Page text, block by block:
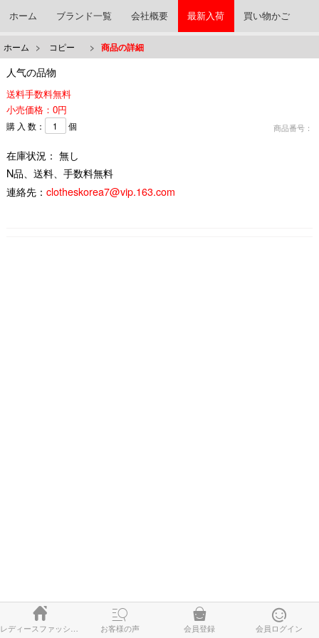
ホーム ブランド一覧 会社概要 最新入荷 買い物かご
ホーム > コピー > 商品の詳細
人气の品物
送料手数料無料
小売価格：0円
商品番号：
購 入 数： 個
在庫状況： 無し
N品、送料、手数料無料
連絡先： clotheskorea7@vip.163.com
 
お客様の声

会員登録

会員ログイン